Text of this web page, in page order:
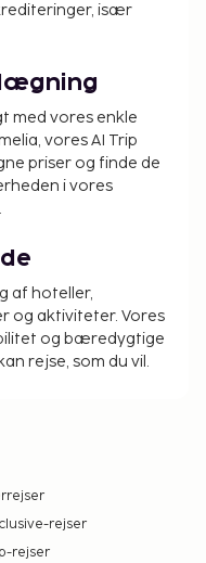
især
med vores enkle
vores AI Trip
priser og finde de
i vores
af hoteller,
og aktiviteter. Vores
og bæredygtige
rejse, som du vil.
rejser
rejser